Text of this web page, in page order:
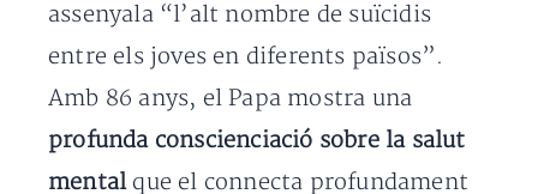
assenyala “l’alt nombre de suïcidis
entre els joves en diferents països”.
Amb 86 anys, el Papa mostra una
profunda conscienciació sobre la salut
mental que el connecta profundament